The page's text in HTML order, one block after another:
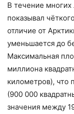
В течение многих
показывал
отличие от
уменьшается до
Максимальная
миллиона
километров), что
(900 000
значения между